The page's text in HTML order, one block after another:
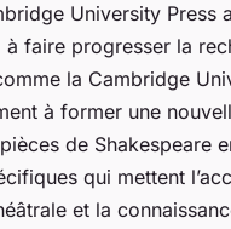
University Press
faire progresser la
la Cambridge
à former une
de Shakespeare
qui mettent
et la